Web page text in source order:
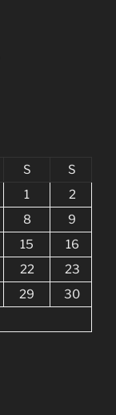
S
S
1
2
8
9
15
16
22
23
29
30